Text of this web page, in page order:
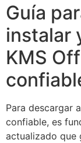
Guía
instalar
KMS
Para descargar
confiable, es
actualizado que